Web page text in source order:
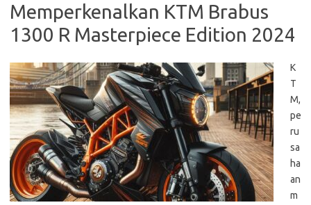
Memperkenalkan KTM Brabus
1300 R Masterpiece Edition 2024
K
T
M,
pe
ru
sa
ha
an
m